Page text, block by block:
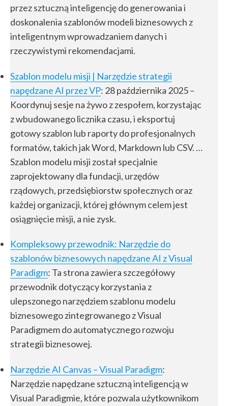
przez sztuczną inteligencję do generowania i
doskonalenia szablonów modeli biznesowych z
inteligentnym wprowadzaniem danych i
rzeczywistymi rekomendacjami.
Szablon modelu misji | Narzędzie strategii
napędzane AI przez VP: 28 października 2025 –
Koordynuj sesje na żywo z zespołem, korzystając
z wbudowanego licznika czasu, i eksportuj
gotowy szablon lub raporty do profesjonalnych
formatów, takich jak Word, Markdown lub CSV. …
Szablon modelu misji został specjalnie
zaprojektowany dla fundacji, urzędów
rządowych, przedsiębiorstw społecznych oraz
każdej organizacji, której głównym celem jest
osiągnięcie misji, a nie zysk.
Kompleksowy przewodnik: Narzędzie do
szablonów biznesowych napędzane AI z Visual
Paradigm: Ta strona zawiera szczegółowy
przewodnik dotyczący korzystania z
ulepszonego narzędziem szablonu modelu
biznesowego zintegrowanego z Visual
Paradigmem do automatycznego rozwoju
strategii biznesowej.
Narzędzie AI Canvas – Visual Paradigm:
Narzędzie napędzane sztuczną inteligencją w
Visual Paradigmie, które pozwala użytkownikom